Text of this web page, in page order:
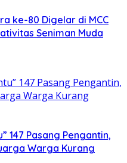
ke-80 Digelar di MCC
Seniman Muda
147 Pasang Pengantin,
Warga Kurang